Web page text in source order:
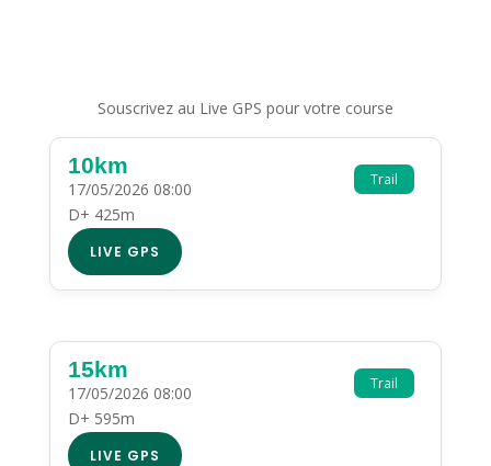
Souscrivez au Live GPS pour votre course
Trail
10km
17/05/2026 08:00
D+ 425m
LIVE GPS
Trail
15km
17/05/2026 08:00
D+ 595m
LIVE GPS